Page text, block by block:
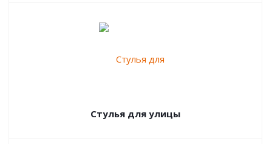
Стулья для улицы